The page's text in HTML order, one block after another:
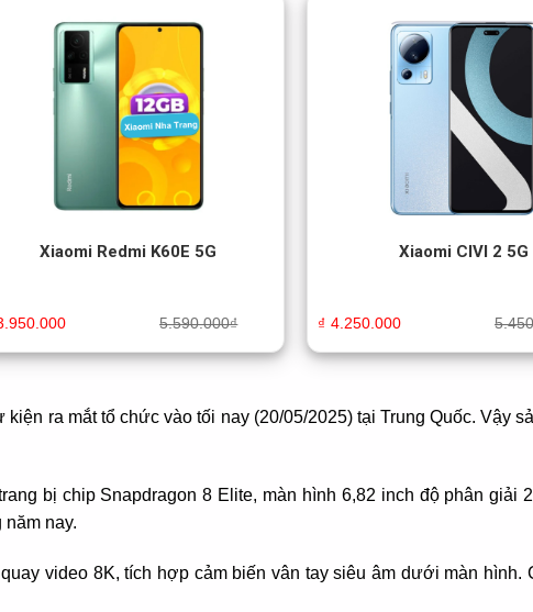
Xiaomi Redmi K60E 5G
5.590.000₫
Xiaomi CIVI 2 5G
4.250.000
₫
ra mắt tổ chức vào tối nay (20/05/2025) tại Trung Quốc. Vậy
bị chip Snapdragon 8 Elite, màn hình 6,82 inch độ phân giải
năm nay.
video 8K, tích hợp cảm biến vân tay siêu âm dưới màn hình.